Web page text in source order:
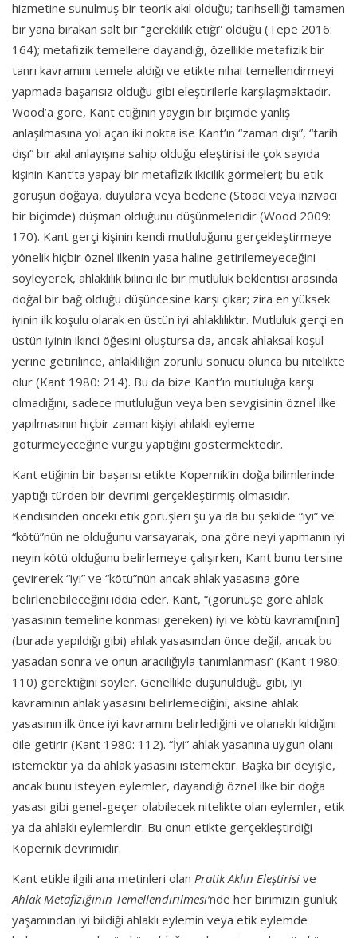
hizmetine sunulmuş bir teorik akıl olduğu; tarihselliği tamamen
bir yana bırakan salt bir “gereklilik etiği” olduğu (Tepe 2016:
164); metafizik temellere dayandığı, özellikle metafizik bir
tanrı kavramını temele aldığı ve etikte nihai temellendirmeyi
yapmada başarısız olduğu gibi eleştirilerle karşılaşmaktadır.
Wood’a göre, Kant etiğinin yaygın bir biçimde yanlış
anlaşılmasına yol açan iki nokta ise Kant’ın “zaman dışı”, “tarih
dışı” bir akıl anlayışına sahip olduğu eleştirisi ile çok sayıda
kişinin Kant’ta yapay bir metafizik ikicilik görmeleri; bu etik
görüşün doğaya, duyulara veya bedene (Stoacı veya inzivacı
bir biçimde) düşman olduğunu düşünmeleridir (Wood 2009:
170). Kant gerçi kişinin kendi mutluluğunu gerçekleştirmeye
yönelik hiçbir öznel ilkenin yasa haline getirilemeyeceğini
söyleyerek, ahlaklılık bilinci ile bir mutluluk beklentisi arasında
doğal bir bağ olduğu düşüncesine karşı çıkar; zira en yüksek
iyinin ilk koşulu olarak en üstün iyi ahlaklılıktır. Mutluluk gerçi en
üstün iyinin ikinci öğesini oluştursa da, ancak ahlaksal koşul
yerine getirilince, ahlaklılığın zorunlu sonucu olunca bu nitelikte
olur (Kant 1980: 214). Bu da bize Kant’ın mutluluğa karşı
olmadığını, sadece mutluluğun veya ben sevgisinin öznel ilke
yapılmasının hiçbir zaman kişiyi ahlaklı eyleme
götürmeyeceğine vurgu yaptığını göstermektedir.
Kant etiğinin bir başarısı etikte Kopernik’in doğa bilimlerinde
yaptığı türden bir devrimi gerçekleştirmiş olmasıdır.
Kendisinden önceki etik görüşleri şu ya da bu şekilde “iyi” ve
“kötü”nün ne olduğunu varsayarak, ona göre neyi yapmanın iyi
neyin kötü olduğunu belirlemeye çalışırken, Kant bunu tersine
çevirerek “iyi” ve “kötü”nün ancak ahlak yasasına göre
belirlenebileceğini iddia eder. Kant, “(görünüşe göre ahlak
yasasının temeline konması gereken) iyi ve kötü kavramı[nın]
(burada yapıldığı gibi) ahlak yasasından önce değil, ancak bu
yasadan sonra ve onun aracılığıyla tanımlanması” (Kant 1980:
110) gerektiğini söyler. Genellikle düşünüldüğü gibi, iyi
kavramının ahlak yasasını belirlemediğini, aksine ahlak
yasasının ilk önce iyi kavramını belirlediğini ve olanaklı kıldığını
dile getirir (Kant 1980: 112). “İyi” ahlak yasanına uygun olanı
istemektir ya da ahlak yasasını istemektir. Başka bir deyişle,
ancak bunu isteyen eylemler, dayandığı öznel ilke bir doğa
yasası gibi genel-geçer olabilecek nitelikte olan eylemler, etik
ya da ahlaklı eylemlerdir. Bu onun etikte gerçekleştirdiği
Kopernik devrimidir.
Kant etikle ilgili ana metinleri olan Pratik Aklın Eleştirisi ve
Ahlak Metafiziğinin Temellendirilmesi’nde her birimizin günlük
yaşamından iyi bildiği ahlaklı eylemin veya etik eylemde